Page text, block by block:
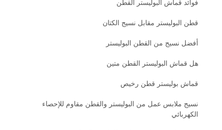
فوائد قماش البوليستر القطن
قطن البوليستر مقابل نسيج الكتان
أفضل نسيج من القطن البوليستر
هل قماش البوليستر القطن متين
قماش بوليستر قطن رخيص
نسيج ملابس عمل من البوليستر والقطن مقاوم للإحصاء
الكهربائي